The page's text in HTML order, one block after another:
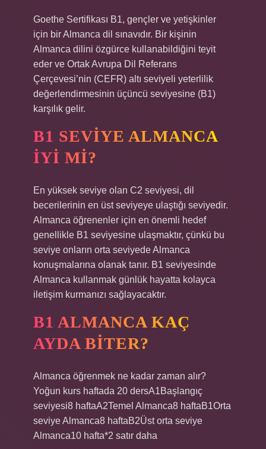
Goethe Sertifikası B1, gençler ve yetişkinler
için bir Almanca dil sınavıdır. Bir kişinin
Almanca dilini özgürce kullanabildiğini teyit
eder ve Ortak Avrupa Dil Referans
Çerçevesi’nin (CEFR) altı seviyeli yeterlilik
değerlendirmesinin üçüncü seviyesine (B1)
karşılık gelir.
B1 SEVIYE ALMANCA
IYI MI?
En yüksek seviye olan C2 seviyesi, dil
becerilerinin en üst seviyeye ulaştığı seviyedir.
Almanca öğrenenler için en önemli hedef
genellikle B1 seviyesine ulaşmaktır, çünkü bu
seviye onların orta seviyede Almanca
konuşmalarına olanak tanır. B1 seviyesinde
Almanca kullanmak günlük hayatta kolayca
iletişim kurmanızı sağlayacaktır.
B1 ALMANCA KAÇ
AYDA BITER?
Almanca öğrenmek ne kadar zaman alır?
Yoğun kurs haftada 20 dersA1Başlangıç ​​
seviyesi8 haftaA2Temel Almanca8 haftaB1Orta
seviye Almanca8 haftaB2Üst orta seviye
Almanca10 hafta*2 satır daha